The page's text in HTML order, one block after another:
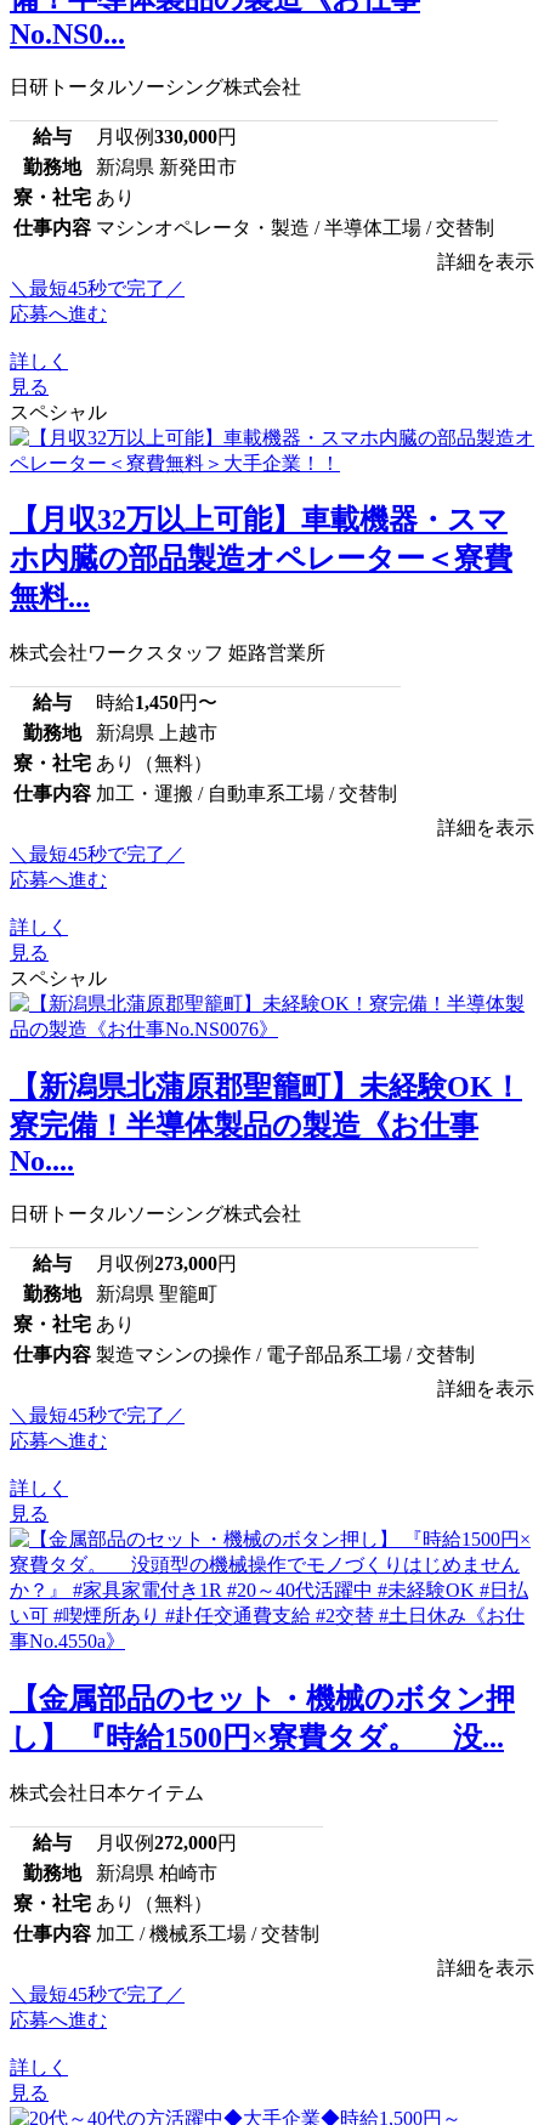
No.NS0...
日研トータルソーシング株式会社
給与 月収例330,000円
勤務地
新潟県 新発田市
寮・社宅 あり
仕事内容 マシンオペレータ・製造 / 半導体工場 / 交替制
詳細を表示
＼最短45秒で完了／
応募へ進む
詳しく
見る
スペシャル
【月収32万以上可能】車載機器・スマ
ホ内臓の部品製造オペレーター＜寮費
無料...
株式会社ワークスタッフ 姫路営業所
給与 時給1,450円〜
勤務地
新潟県 上越市
寮・社宅 あり（無料）
仕事内容 加工・運搬 / 自動車系工場 / 交替制
詳細を表示
＼最短45秒で完了／
応募へ進む
詳しく
見る
スペシャル
【新潟県北蒲原郡聖籠町】未経験OK！
寮完備！半導体製品の製造《お仕事
No....
日研トータルソーシング株式会社
給与 月収例273,000円
勤務地
新潟県 聖籠町
寮・社宅 あり
仕事内容 製造マシンの操作 / 電子部品系工場 / 交替制
詳細を表示
＼最短45秒で完了／
応募へ進む
詳しく
見る
【金属部品のセット・機械のボタン押
し】 『時給1500円×寮費タダ。 没...
株式会社日本ケイテム
給与 月収例272,000円
勤務地
新潟県 柏崎市
寮・社宅 あり（無料）
仕事内容 加工 / 機械系工場 / 交替制
詳細を表示
＼最短45秒で完了／
応募へ進む
詳しく
見る